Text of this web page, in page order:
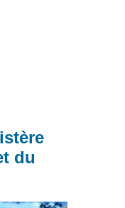
du